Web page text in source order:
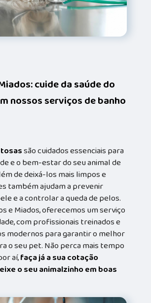
cuide da saúde do
nossos serviços de banho
são cuidados essenciais para
e o bem-estar do seu animal de
de deixá-los mais limpos e
também ajudam a prevenir
e a controlar a queda de pelos.
e Miados, oferecemos um serviço
com profissionais treinados e
modernos para garantir o melhor
o seu pet. Não perca mais tempo
aí,faça já a sua cotação
o seu animalzinho em boas